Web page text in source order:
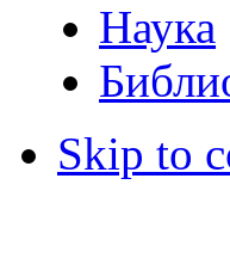
Наука
Skip to